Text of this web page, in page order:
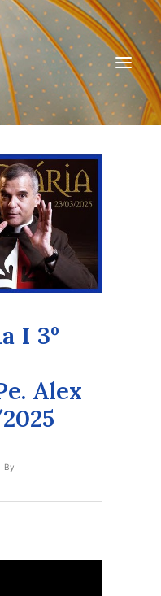
I 3º
Alex
By